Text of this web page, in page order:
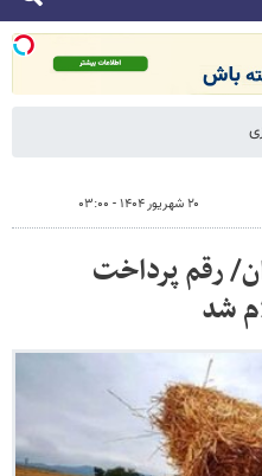
۲۰ شهریور ۱۴۰۴ - ۰۳:۰۰
رقم پرداخت
شد